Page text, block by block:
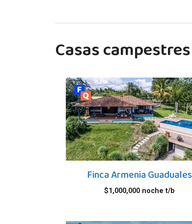
Casas campestres
Finca Armenia Guaduales
$1,000,000 noche t/b